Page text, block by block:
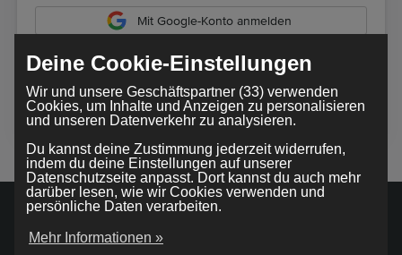
Mit Google-Konto anmelden
Durch die Nutzung unseres Dienstes stimmst du unseren
AGBzu
Deine Cookie-Einstellungen
Wir und unsere Geschäftspartner (33) verwenden
Cookies, um Inhalte und Anzeigen zu personalisieren
und unseren Datenverkehr zu analysieren.
Du kannst deine Zustimmung jederzeit widerrufen,
indem du deine Einstellungen auf unserer
Datenschutzseite anpasst. Dort kannst du auch mehr
darüber lesen, wie wir Cookies verwenden und
persönliche Daten verarbeiten.
Mehr Informationen »